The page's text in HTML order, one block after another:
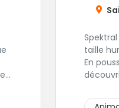
taille
En
votre